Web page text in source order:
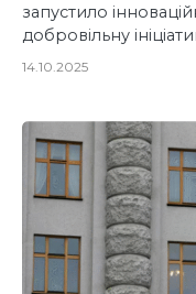
запустило
добровільну
14.10.2025